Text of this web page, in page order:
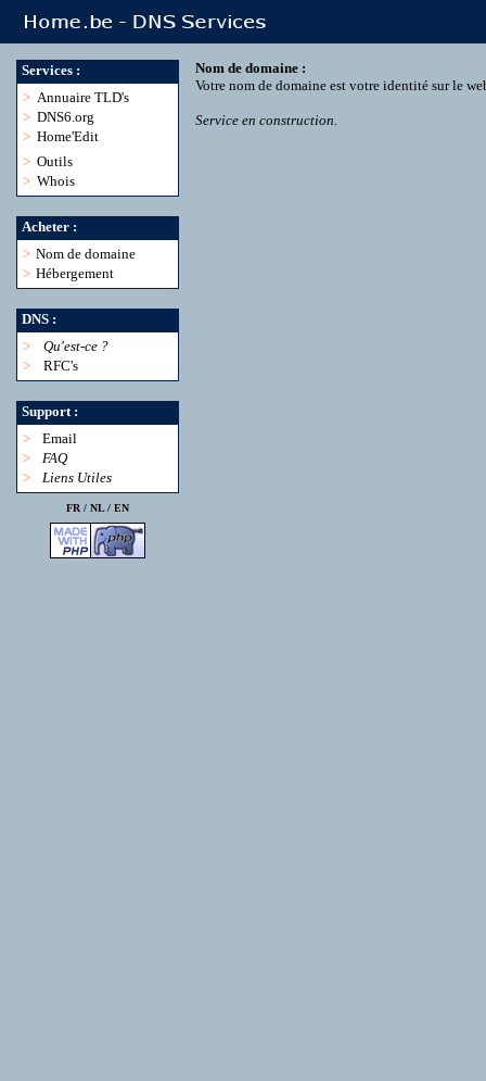
Services :
> Annuaire TLD's
> DNS6.org
> Home'Edit
> Outils
> Whois
Acheter :
> Nom de domaine
> Hébergement
DNS :
>
Qu'est-ce ?
>
RFC's
Support :
>
Email
>
FAQ
>
Liens Utiles
FR / NL/ EN
Nom de domaine :
Votre nom de domaine est votre identité sur le
Service en construction.